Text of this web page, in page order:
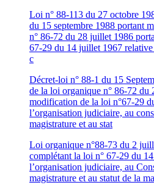
Loi n° 88-113 du 27 octobre
du 15 septembre 1988 portant
n° 86-72 du 28 juillet 1986
67-29 du 14 juillet 1967
c
Décret-loi n° 88-1 du 15
de la loi organique n° 86-72 du
modification de la loi n°67-29
l’organisation judiciaire, au
magistrature et au stat
Loi organique n°88-73 du 2
complétant la loi n° 67-29 du
l’organisation judiciaire, au
magistrature et au statut de la